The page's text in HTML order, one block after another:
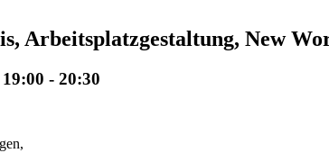
Arbeitsplatzgestaltung, New
- 20:30